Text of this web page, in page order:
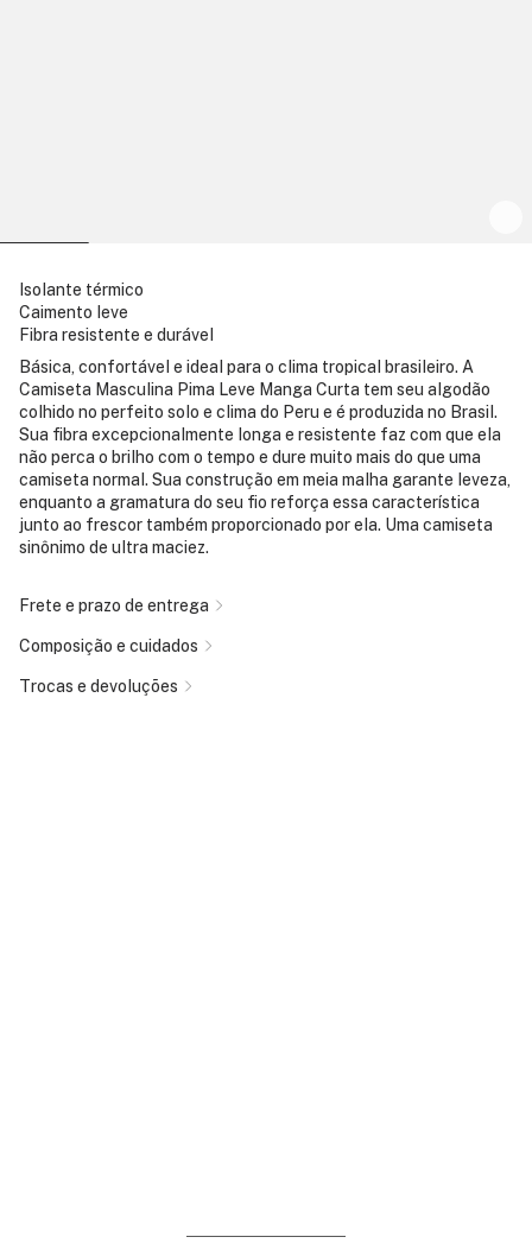
Isolante térmico
Caimento leve
Fibra resistente e durável
Básica, confortável e ideal para o clima tropical brasileiro. A
Camiseta Masculina Pima Leve Manga Curta tem seu algodão
colhido no perfeito solo e clima do Peru e é produzida no Brasil.
Sua fibra excepcionalmente longa e resistente faz com que ela
não perca o brilho com o tempo e dure muito mais do que uma
camiseta normal. Sua construção em meia malha garante leveza,
enquanto a gramatura do seu fio reforça essa característica
junto ao frescor também proporcionado por ela. Uma camiseta
sinônimo de ultra maciez.
Frete e prazo de entrega
Composição e cuidados
Trocas e devoluções